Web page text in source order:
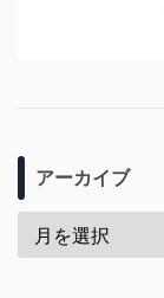
アーカイブ